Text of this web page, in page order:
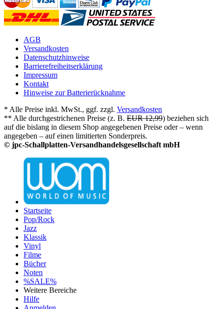
AGB
Versandkosten
Datenschutzhinweise
Barrierefreiheitserklärung
Impressum
Kontakt
Hinweise zur Batterierücknahme
* Alle Preise inkl. MwSt., ggf. zzgl. Versandkosten
** Alle durchgestrichenen Preise (z. B. EUR 12,99) beziehen sich
auf die bislang in diesem Shop angegebenen Preise oder – wenn
angegeben – auf einen limitierten Sonderpreis.
© jpc-Schallplatten-Versandhandelsgesellschaft mbH
Startseite
Pop/Rock
Jazz
Klassik
Vinyl
Filme
Bücher
Noten
%SALE%
Weitere Bereiche
Hilfe